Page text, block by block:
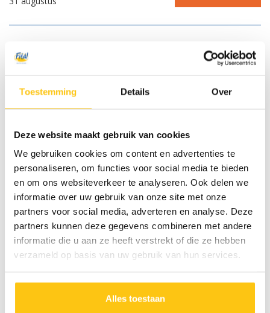
Toestemming Details Over
Deze website maakt gebruik van cookies
We gebruiken cookies om content en advertenties te
personaliseren, om functies voor social media te bieden
en om ons websiteverkeer te analyseren. Ook delen we
informatie over uw gebruik van onze site met onze
partners voor social media, adverteren en analyse. Deze
partners kunnen deze gegevens combineren met andere
informatie die u aan ze heeft verstrekt of die ze hebben
verzameld op basis van uw gebruik van hun services.
Alles toestaan
Fietsvakantie dalen van Tirol
Het Zillertal
11 dagen vanaf